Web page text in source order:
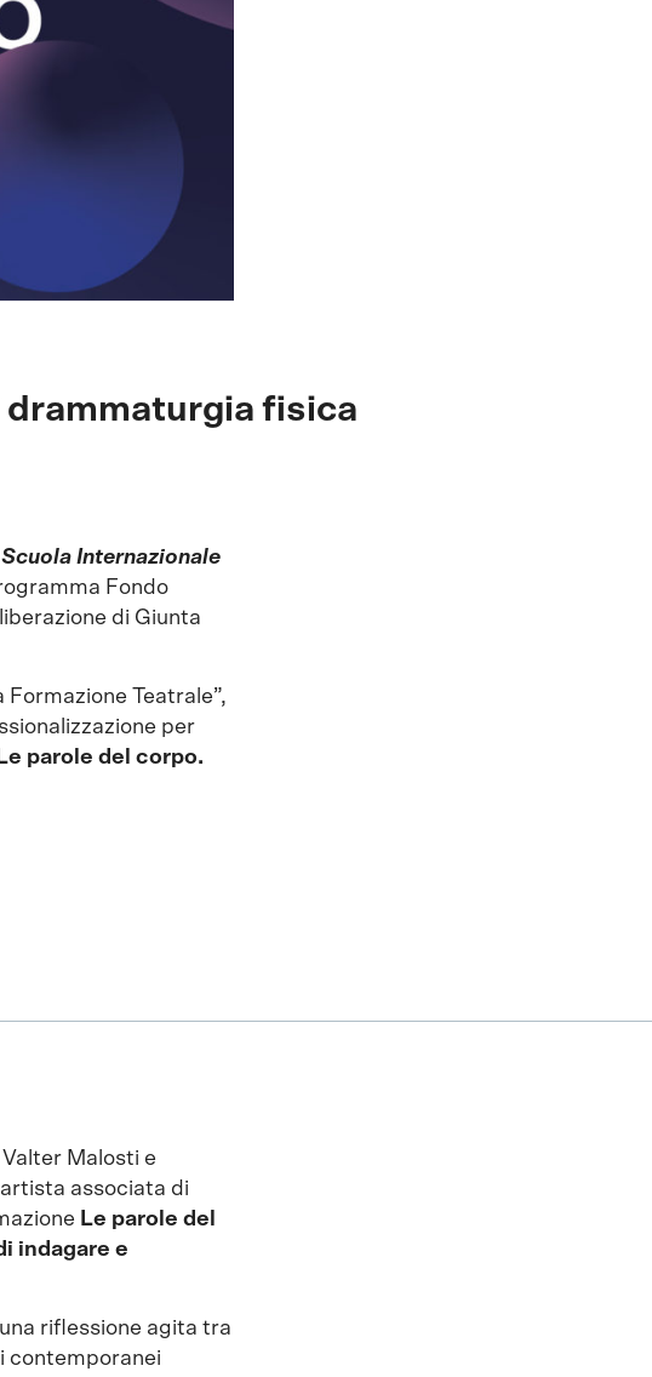
drammaturgia fisica
Scuola Internazionale
Fondo
di Giunta
Formazione Teatrale”,
per
Le parole del corpo.
Malosti e
associata di
Le parole del
indagare e
riflessione agita tra
contemporanei